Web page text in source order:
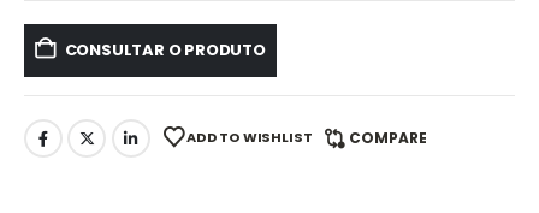
CONSULTAR O PRODUTO
ADD TO WISHLIST COMPARE